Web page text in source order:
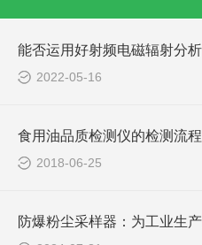
2022-05-16
食用油品质检测仪的检测流程
2018-06-25